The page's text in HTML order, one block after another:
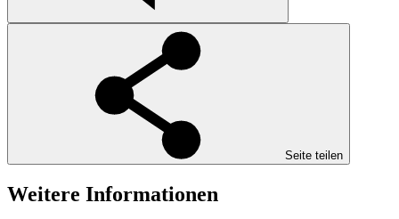
Seite teilen
Weitere Informationen